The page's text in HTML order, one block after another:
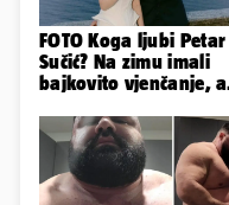
FOTO Koga ljubi Petar
Sučić? Na zimu imali
bajkovito vjenčanje, a
sin!